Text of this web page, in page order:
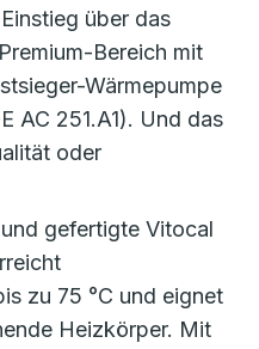
über das
Bereich mit
Wärmepumpe
AC 251.A1). Und das
oder
gefertigte Vitocal
zu 75 °C und eignet
Heizkörper. Mit